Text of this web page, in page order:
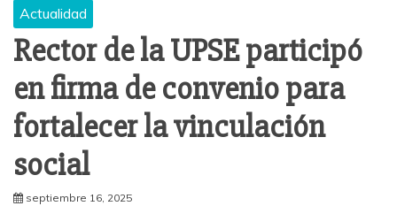
Actualidad
Rector de la UPSE participó
en firma de convenio para
fortalecer la vinculación
social
septiembre 16, 2025